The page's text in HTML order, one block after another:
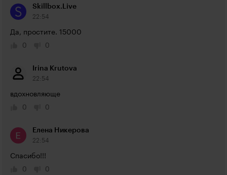
Skillbox.Live
22:54
Да, простите. 15000
0
0
Irina Krutova
22:54
вдохновляюще
0
0
Елена Никерова
22:54
Спасибо!!!
0
0